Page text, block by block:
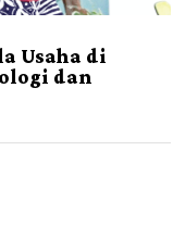
Usaha di
dan